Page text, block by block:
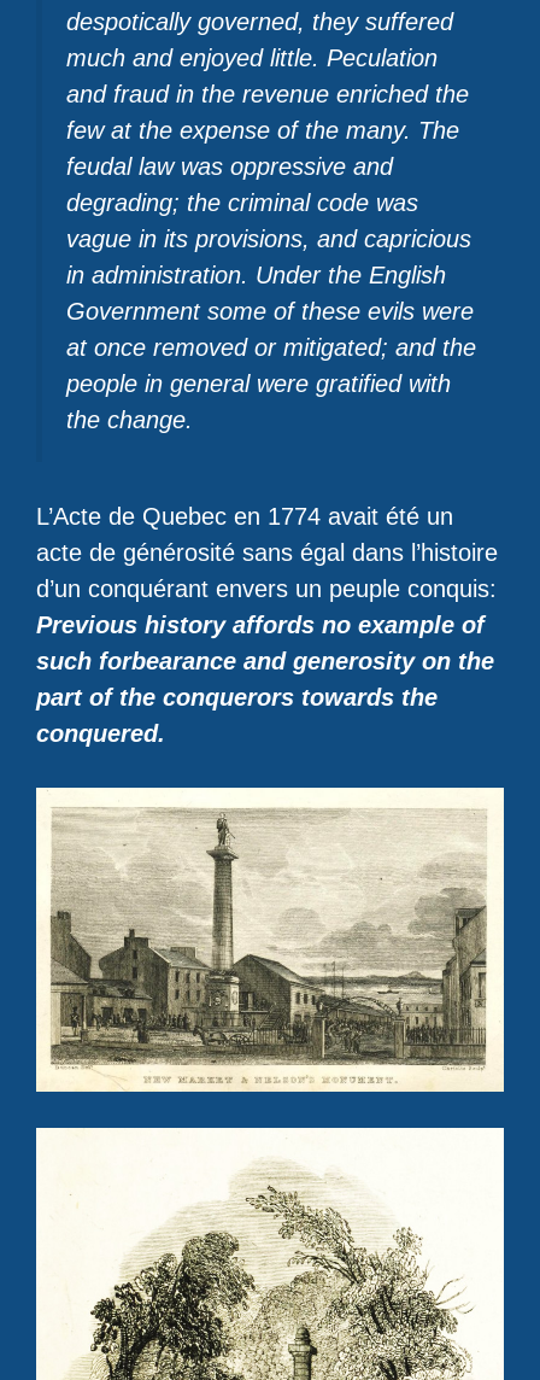
despotically governed, they suffered
much and enjoyed little. Peculation
and fraud in the revenue enriched the
few at the expense of the many. The
feudal law was oppressive and
degrading; the criminal code was
vague in its provisions, and capricious
in administration. Under the English
Government some of these evils were
at once removed or mitigated; and the
people in general were gratified with
the change.
L’Acte de Quebec en 1774 avait été un
acte de générosité sans égal dans l’histoire
d’un conquérant envers un peuple conquis:
Previous history affords no example of
such forbearance and generosity on the
part of the conquerors towards the
conquered.